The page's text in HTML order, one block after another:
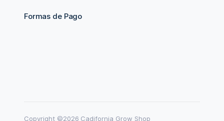
Formas de Pago
Copyright ©2026 Cadifornia Grow Shop